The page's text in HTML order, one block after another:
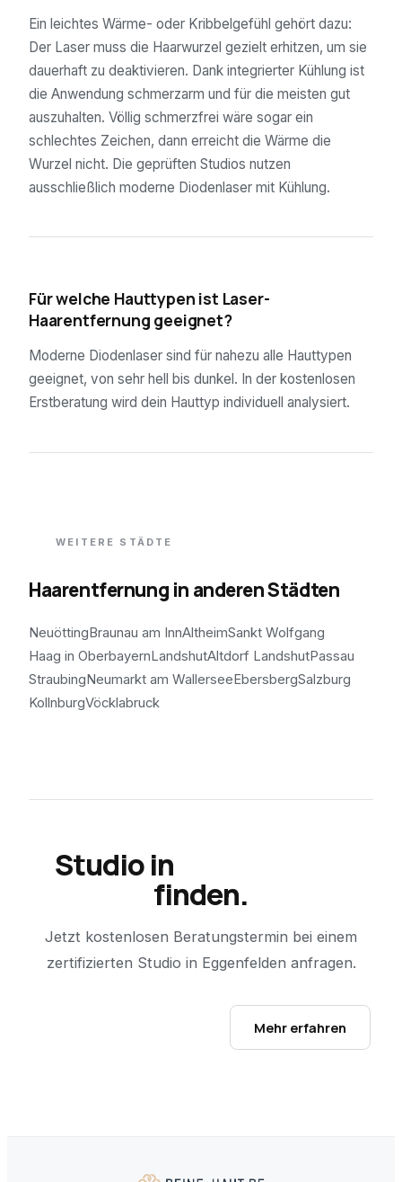
Ein leichtes Wärme- oder Kribbelgefühl gehört dazu:
Der Laser muss die Haarwurzel gezielt erhitzen, um sie
dauerhaft zu deaktivieren. Dank integrierter Kühlung ist
die Anwendung schmerzarm und für die meisten gut
auszuhalten. Völlig schmerzfrei wäre sogar ein
schlechtes Zeichen, dann erreicht die Wärme die
Wurzel nicht. Die geprüften Studios nutzen
ausschließlich moderne Diodenlaser mit Kühlung.
Für welche Hauttypen ist Laser-
Haarentfernung geeignet?
Moderne Diodenlaser sind für nahezu alle Hauttypen
geeignet, von sehr hell bis dunkel. In der kostenlosen
Erstberatung wird dein Hauttyp individuell analysiert.
WEITERE STÄDTE
Haarentfernung in anderen Städten
NeuöttingBraunau am InnAltheimSankt Wolfgang
Haag in OberbayernLandshutAltdorf LandshutPassau
StraubingNeumarkt am WallerseeEbersbergSalzburg
KollnburgVöcklabruck
Studio in
finden.
Jetzt kostenlosen Beratungstermin bei einem
zertifizierten Studio in Eggenfelden anfragen.
Mehr erfahren